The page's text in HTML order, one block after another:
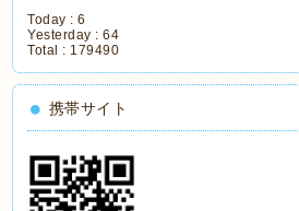
Today :6
Yesterday :64
Total : 179490
携帯サイト